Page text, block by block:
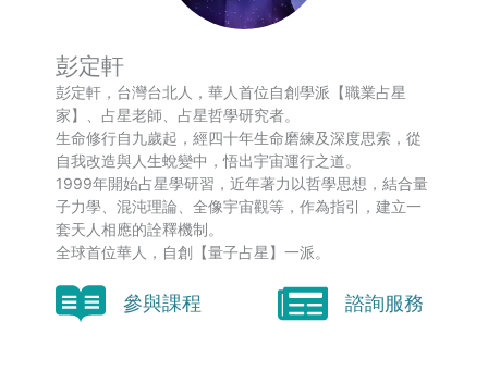
彭定軒
彭定軒，台灣台北人，華人首位自創學派【職業占星
家】、占星老師、占星哲學研究者。
生命修行自九歲起，經四十年生命磨練及深度思索，從
自我改造與人生蛻變中，悟出宇宙運行之道。
1999年開始占星學研習，近年著力以哲學思想，結合量
子力學、混沌理論、全像宇宙觀等，作為指引，建立一
套天人相應的詮釋機制。
全球首位華人，自創【量子占星】一派。
參與課程 諮詢服務